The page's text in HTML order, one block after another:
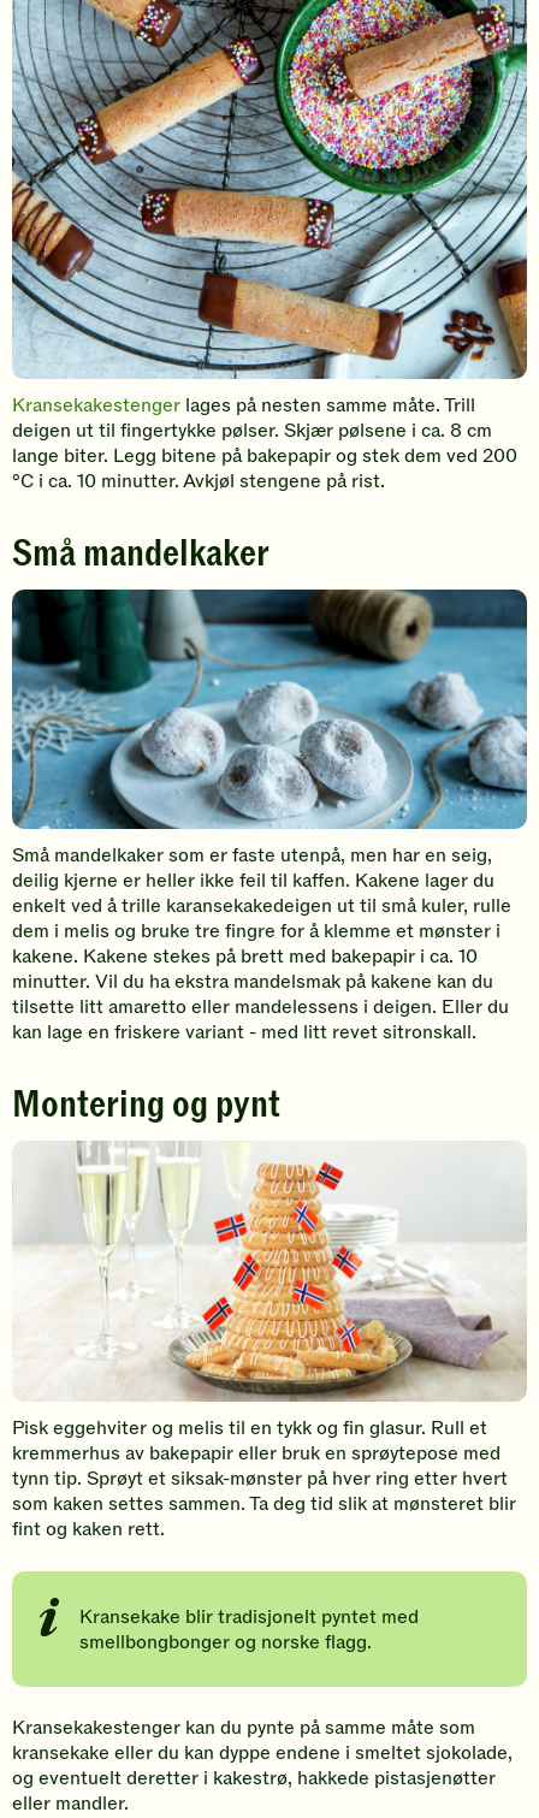
Kransekakestenger lages på nesten samme måte. Trill
deigen ut til fingertykke pølser. Skjær pølsene i ca. 8 cm
lange biter. Legg bitene på bakepapir og stek dem ved 200
°C i ca. 10 minutter. Avkjøl stengene på rist.
Små mandelkaker
Små mandelkaker som er faste utenpå, men har en seig,
deilig kjerne er heller ikke feil til kaffen. Kakene lager du
enkelt ved å trille karansekakedeigen ut til små kuler, rulle
dem i melis og bruke tre fingre for å klemme et mønster i
kakene. Kakene stekes på brett med bakepapir i ca. 10
minutter. Vil du ha ekstra mandelsmak på kakene kan du
tilsette litt amaretto eller mandelessens i deigen. Eller du
kan lage en friskere variant - med litt revet sitronskall.
Montering og pynt
Pisk eggehviter og melis til en tykk og fin glasur. Rull et
kremmerhus av bakepapir eller bruk en sprøytepose med
tynn tip. Sprøyt et siksak-mønster på hver ring etter hvert
som kaken settes sammen. Ta deg tid slik at mønsteret blir
fint og kaken rett.
Kransekake blir tradisjonelt pyntet med
smellbongbonger og norske flagg.
Kransekakestenger kan du pynte på samme måte som
kransekake eller du kan dyppe endene i smeltet sjokolade,
og eventuelt deretter i kakestrø, hakkede pistasjenøtter
eller mandler.